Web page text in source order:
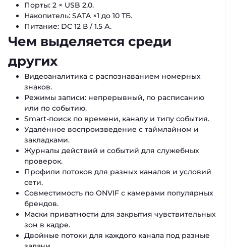
Порты: 2 × USB 2.0.
Накопитель: SATA ×1 до 10 ТБ.
Питание: DC 12 В / 1.5 А.
Чем выделяется среди
других
Видеоаналитика с распознаванием номерных
знаков.
Режимы записи: непрерывный, по расписанию
или по событию.
Smart-поиск по времени, каналу и типу события.
Удалённое воспроизведение с таймлайном и
закладками.
Журналы действий и событий для служебных
проверок.
Профили потоков для разных каналов и условий
сети.
Совместимость по ONVIF с камерами популярных
брендов.
Маски приватности для закрытия чувствительных
зон в кадре.
Двойные потоки для каждого канала под разные